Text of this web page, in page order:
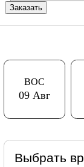
Заказать
ВОС
09 Авг